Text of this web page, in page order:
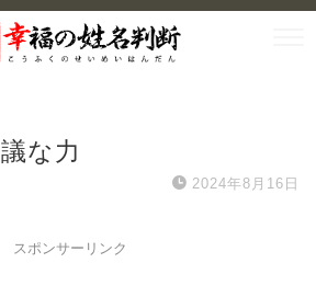
な力
2024年8月16日
スポンサーリンク